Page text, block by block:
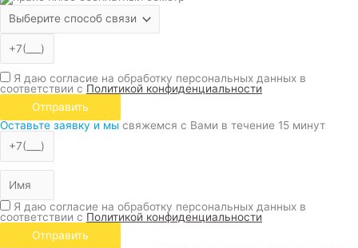
Я даю согласие на обработку персональных данных в
соответствии с Политикой конфиденциальности
Отправить
Оставьте заявку и мы свяжемся с Вами в течение 15 минут
Я даю согласие на обработку персональных данных в
соответствии с Политикой конфиденциальности
Отправить